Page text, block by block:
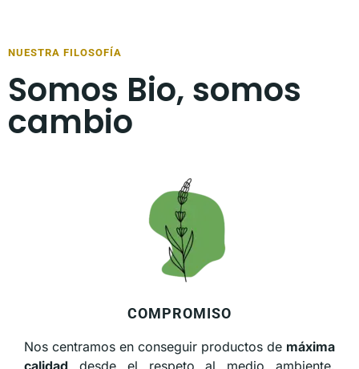
NUESTRA FILOSOFÍA
Somos Bio, somos
cambio
COMPROMISO
Nos centramos en conseguir productos de máxima
calidad desde el respeto al medio ambiente.